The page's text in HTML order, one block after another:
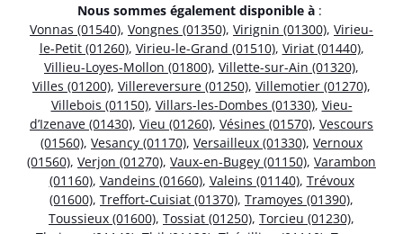
Nous sommes également disponible à :
Vonnas (01540), Vongnes (01350), Virignin (01300), Virieu-
le-Petit (01260), Virieu-le-Grand (01510), Viriat (01440),
Villieu-Loyes-Mollon (01800), Villette-sur-Ain (01320),
Villes (01200), Villereversure (01250), Villemotier (01270),
Villebois (01150), Villars-les-Dombes (01330), Vieu-
d’Izenave (01430), Vieu (01260), Vésines (01570), Vescours
(01560), Vesancy (01170), Versailleux (01330), Vernoux
(01560), Verjon (01270), Vaux-en-Bugey (01150), Varambon
(01160), Vandeins (01660), Valeins (01140), Trévoux
(01600), Treffort-Cuisiat (01370), Tramoyes (01390),
Toussieux (01600), Tossiat (01250), Torcieu (01230),